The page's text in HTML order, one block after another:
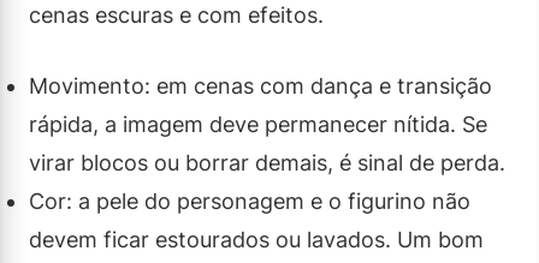
cenas escuras e com efeitos.
Movimento: em cenas com dança e transição
rápida, a imagem deve permanecer nítida. Se
virar blocos ou borrar demais, é sinal de perda.
Cor: a pele do personagem e o figurino não
devem ficar estourados ou lavados. Um bom